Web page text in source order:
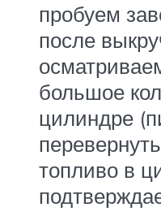
пробуем
после
большое
цилиндре
топливо в